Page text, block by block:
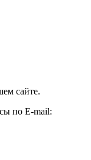
сайте.
по E-mail: